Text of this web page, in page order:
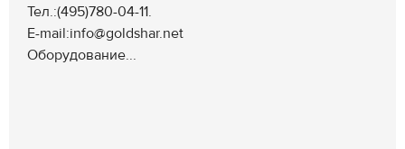
Тел.:(495)780-04-11.
E-mail:info@goldshar.net
Оборудование...